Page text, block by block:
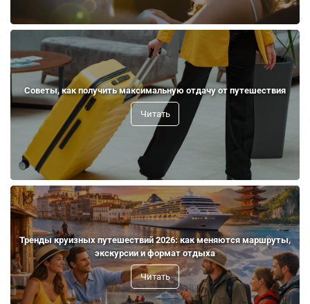
Советы, как получить максимальную отдачу от путешествия
Читать
Тренды круизных путешествий 2026: как меняются маршруты,
экскурсии и формат отдыха
Читать